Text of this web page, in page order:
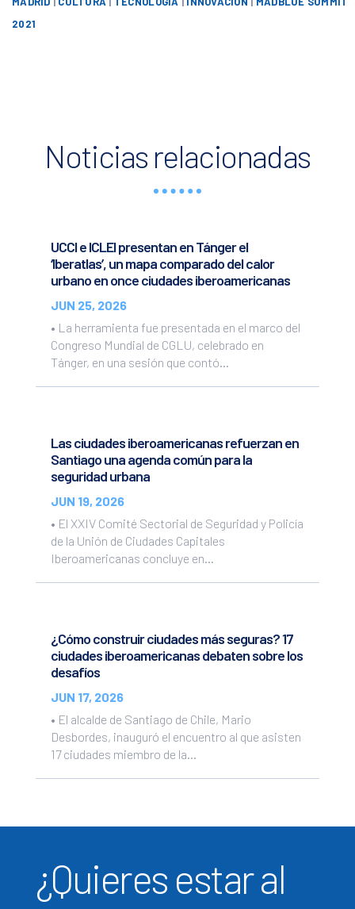
2021
Noticias relacionadas
UCCI e ICLEI presentan en Tánger el
‘Iberatlas’, un mapa comparado del calor
urbano en once ciudades iberoamericanas
JUN 25, 2026
• La herramienta fue presentada en el marco del
Congreso Mundial de CGLU, celebrado en
Tánger, en una sesión que contó...
Las ciudades iberoamericanas refuerzan en
Santiago una agenda común para la
seguridad urbana
JUN 19, 2026
• El XXIV Comité Sectorial de Seguridad y Policía
de la Unión de Ciudades Capitales
Iberoamericanas concluye en...
¿Cómo construir ciudades más seguras? 17
ciudades iberoamericanas debaten sobre los
desafíos
JUN 17, 2026
• El alcalde de Santiago de Chile, Mario
Desbordes, inauguró el encuentro al que asisten
17 ciudades miembro de la...
¿Quieres estar al